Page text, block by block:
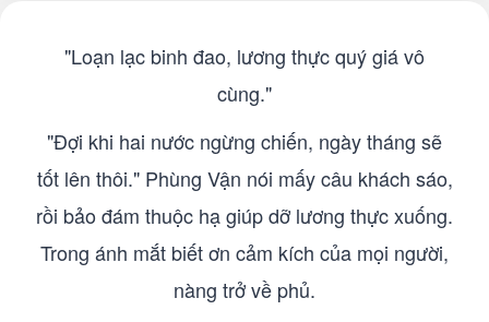
"Loạn lạc binh đao, lương thực quý giá vô
cùng."
"Đợi khi hai nước ngừng chiến, ngày tháng sẽ
tốt lên thôi." Phùng Vận nói mấy câu khách sáo,
rồi bảo đám thuộc hạ giúp dỡ lương thực xuống.
Trong ánh mắt biết ơn cảm kích của mọi người,
nàng trở về phủ.